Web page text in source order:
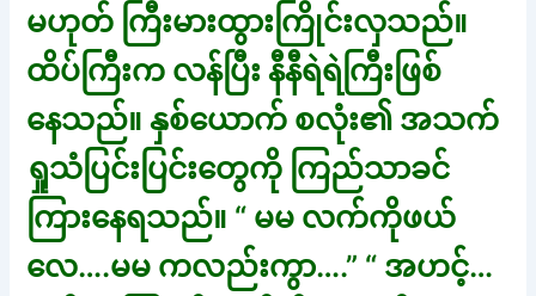
မဟုတ် ကြီးမားထွားကြိုင်းလှသည်။
ထိပ်ကြီးက လန်ပြီး နီနီရဲရဲကြီးဖြစ်
နေသည်။ နှစ်ယောက် စလုံး၏ အသက်
ရှုသံပြင်းပြင်းတွေကို ကြည်သာခင်
ကြားနေရသည်။ “ မမ လက်ကိုဖယ်
လေ….မမ ကလည်းကွာ….” “ အဟင့်…